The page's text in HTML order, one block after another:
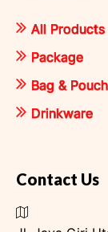
All Products
Package
Bag & Pouch
Drinkware
Contact Us